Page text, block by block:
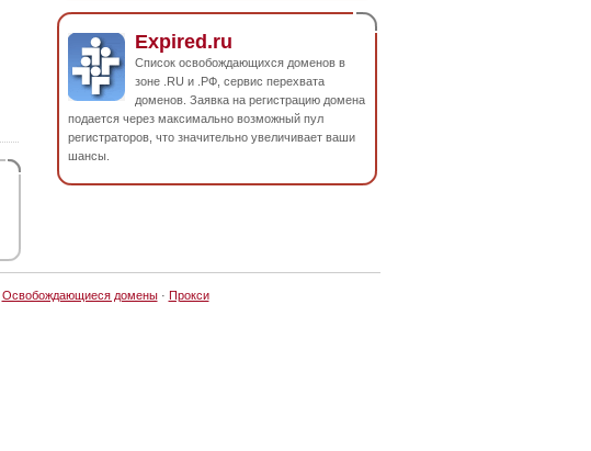
Expired.ru
Список освобождающихся доменов в
зоне .RU и .РФ, сервис перехвата
доменов. Заявка на регистрацию домена
подается через максимально возможный пул
регистраторов, что значительно увеличивает ваши
шансы.
Освобождающиеся домены· Прокси